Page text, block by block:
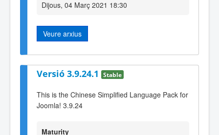
Dijous, 04 Març 2021 18:30
Veure arxius
Versió 3.9.24.1 Stable
This is the Chinese Simplified Language Pack for
Joomla! 3.9.24
Maturity